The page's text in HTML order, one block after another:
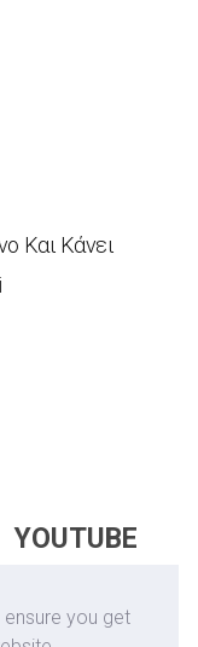
you get
Και Κάνει
YOUTUBE